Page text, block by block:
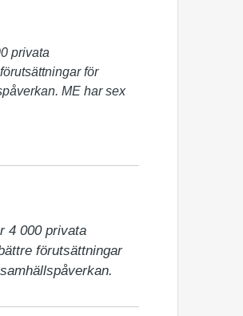
privata
för
ME har sex
4 000 privata
förutsättningar